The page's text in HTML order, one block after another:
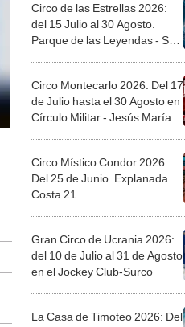
Circo de las Estrellas 2026:
del 15 Julio al 30 Agosto.
Parque de las Leyendas - San
Circo Montecarlo 2026: Del 17
de Julio hasta el 30 Agosto en
Círculo Militar - Jesús María
Circo Místico Condor 2026:
Del 25 de Junio. Explanada
Costa 21
Gran Circo de Ucrania 2026:
del 10 de Julio al 31 de Agosto
en el Jockey Club-Surco
La Casa de Timoteo 2026: Del